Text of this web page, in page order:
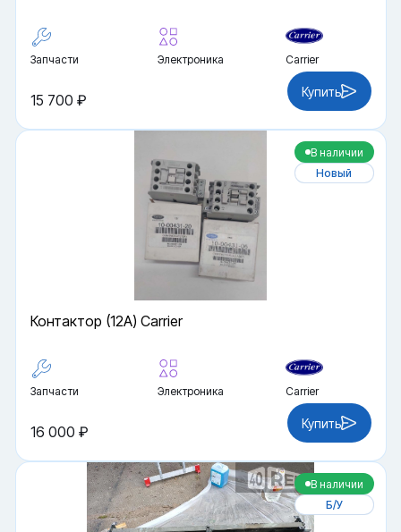
Запчасти Электроника Carrier
15 700 ₽ Купить
В наличии
Новый
Контактор (12A) Carrier
Запчасти Электроника Carrier
16 000 ₽ Купить
В наличии
Б/У